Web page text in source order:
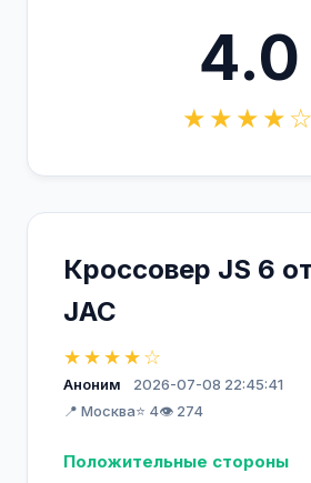
4.0
★★★★☆
Кроссовер JS 6
JAC
★★★★☆
Аноним
2026-07-08 22:45:41
📍 Москва⭐ 4👁️ 274
Положительные стороны